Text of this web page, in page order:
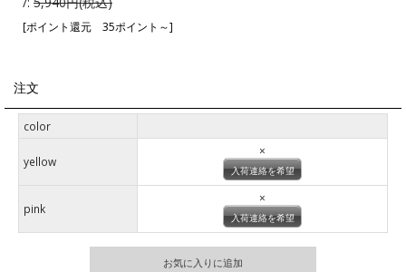
[ポイント還元 35ポイント～]
注文
color
yellow
×
入荷連絡を希望
pink
×
入荷連絡を希望